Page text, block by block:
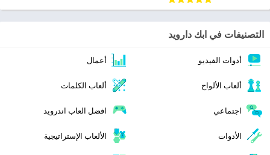
التصنيفات في ابك دارويد
أدوات الفيديو أعمال
ألعاب الألواح ألعاب الكلمات
اجتماعي افضل العاب اندرويد
الأدوات الألعاب الإستراتيجية